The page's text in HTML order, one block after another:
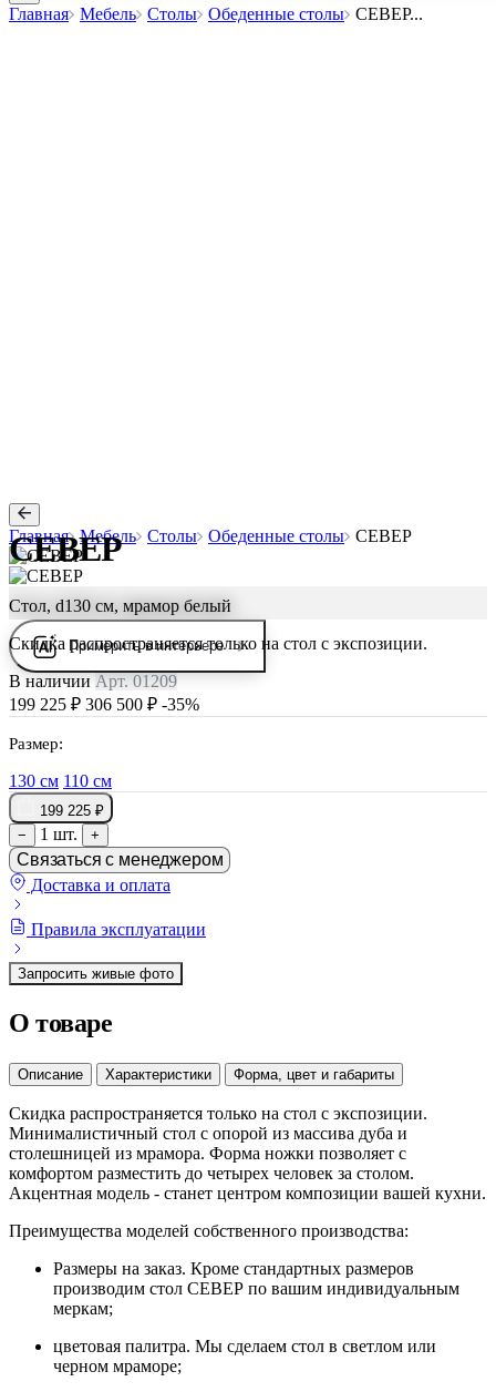
Главная Мебель Столы Обеденные столы СЕВЕР...
Главная Мебель Столы Обеденные столы СЕВЕР
Примерить в интерьере
СЕВЕР
Стол, d130 см, мрамор белый
Скидка распространяется только на стол с экспозиции.
В наличии Арт. 01209
199 225 ₽ 306 500 ₽ -35%
Размер:
130 см 110 см
199 225 ₽
−
1 шт. +
Связаться с менеджером
Доставка и оплата
Правила эксплуатации
Запросить живые фото
О товаре
Описание Характеристики Форма, цвет и габариты
Скидка распространяется только на стол с экспозиции.
Минималистичный стол с опорой из массива дуба и
столешницей из мрамора. Форма ножки позволяет с
комфортом разместить до четырех человек за столом.
Акцентная модель - станет центром композиции вашей кухни.
Преимущества моделей собственного производства:
Размеры на заказ. Кроме стандартных размеров
производим стол СЕВЕР по вашим индивидуальным
меркам;
цветовая палитра. Мы сделаем стол в светлом или
черном мраморе;